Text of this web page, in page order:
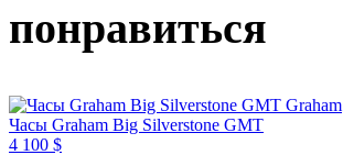
понравиться
Graham
Часы Graham Big Silverstone GMT
4 100 $